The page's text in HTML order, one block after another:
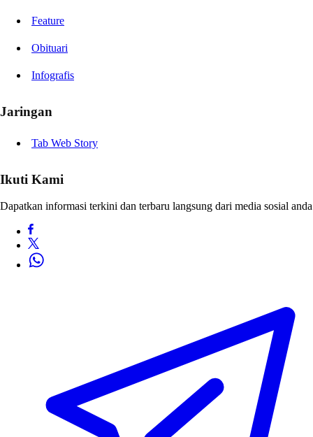
Feature
Obituari
Infografis
Jaringan
Tab Web Story
Ikuti Kami
Dapatkan informasi terkini dan terbaru langsung dari media sosial anda